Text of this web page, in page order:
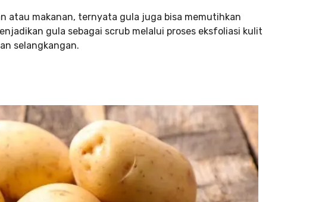
atau makanan, ternyata gula juga bisa memutihkan
gula sebagai scrub melalui proses eksfoliasi kulit
selangkangan.